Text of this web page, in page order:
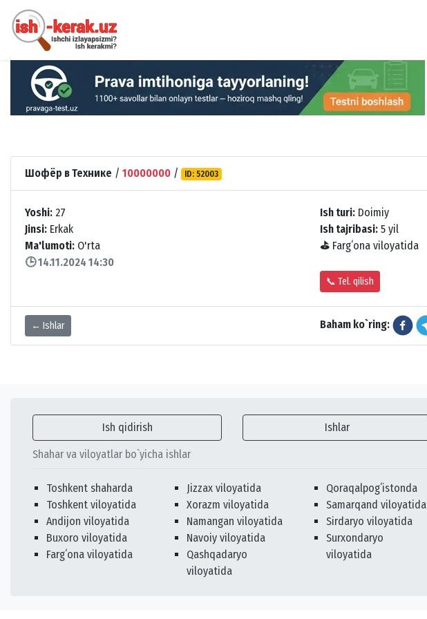
Шофёр в Технике / 10000000 / ID: 52003
Yoshi: 27
Jinsi: Erkak
Ma'lumoti: O'rta
🕒 14.11.2024 14:30
Ish turi: Doimiy
Ish tajribasi: 5 yil
⛳ Fargʻona viloyatida
📞 Tel. qilish
← Ishlar Baham ko`ring:
Ish qidirish Ishlar
Shahar va viloyatlar bo`yicha ishlar
Toshkent shaharda
Toshkent viloyatida
Andijon viloyatida
Buxoro viloyatida
Fargʻona viloyatida
Jizzax viloyatida
Xorazm viloyatida
Namangan viloyatida
Navoiy viloyatida
Qashqadaryo
viloyatida
Qoraqalpogʻistonda
Samarqand viloyatida
Sirdaryo viloyatida
Surxondaryo
viloyatida